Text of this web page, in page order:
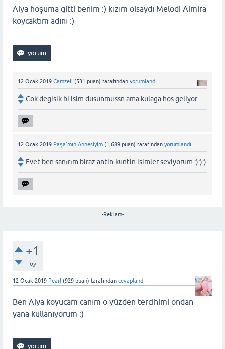
Alya hoşuma gitti benim :) kızım olsaydı Melodi Almira
koycaktım adını :)
12 Ocak 2019 Gamzeli (531 puan) tarafından yorumlandı
Cok degisik bi isim dusunmussn ama kulaga hos geliyor
12 Ocak 2019 Paşa'mın Annesiyim (1,689 puan) tarafından yorumlandı
Evet ben sanırım biraz antin kuntin isimler seviyorum :):):)
-Reklam-
+1
oy
12 Ocak 2019 Pearl (929 puan) tarafından cevaplandı
Ben Alya koyucam canım o yüzden tercihimi ondan
yana kullanıyorum :)